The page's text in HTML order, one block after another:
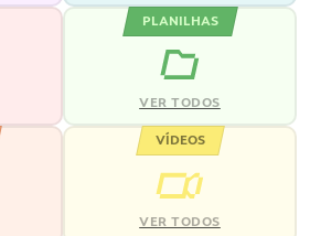
PLANILHAS
VER TODOS
VÍDEOS
VER TODOS